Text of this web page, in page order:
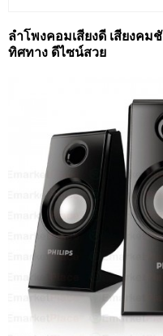
ลำโพงคอมเสียงดี เสียงคม
ทิศทาง ดีไซน์สวย